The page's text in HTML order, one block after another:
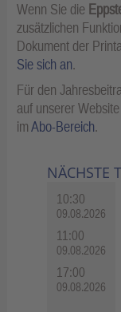
Wenn Sie die
zusätzlichen
Dokument der
Sie sich an.
Für den
auf unserer
imAbo-Bereich.
NÄCHSTE
10:30
09.08.2026
11:00
09.08.2026
17:00
09.08.2026